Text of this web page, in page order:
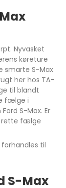
Nyvasket
køreture
smarte S-Max
her hos TA-
til blandt
fælge i
S-Max. Er
rette fælge
til
S-Max